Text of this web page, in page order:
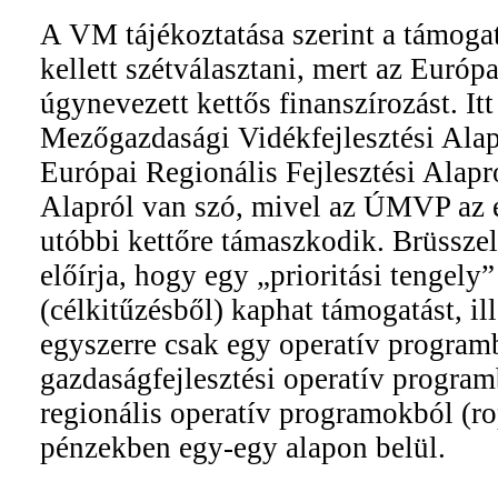
A VM tájékoztatása szerint a
kellett szétválasztani, mert az
úgynevezett kettős finanszírozást.
Mezőgazdasági Vidékfejlesztési
Európai Regionális Fejlesztési
Alapról van szó, mivel az ÚMVP az
utóbbi kettőre támaszkodik.
előírja, hogy egy „prioritási
(célkitűzésből) kaphat támogatást,
egyszerre csak egy operatív
gazdaságfejlesztési operatív
regionális operatív programokból
pénzekben egy-egy alapon belül.